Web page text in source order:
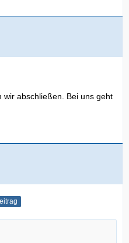
wir abschließen. Bei uns geht